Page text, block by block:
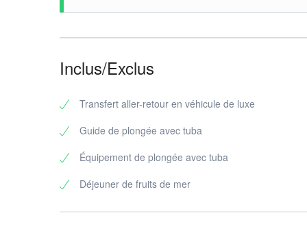
Inclus/Exclus
Transfert aller-retour en véhicule de luxe
Guide de plongée avec tuba
Équipement de plongée avec tuba
Déjeuner de fruits de mer